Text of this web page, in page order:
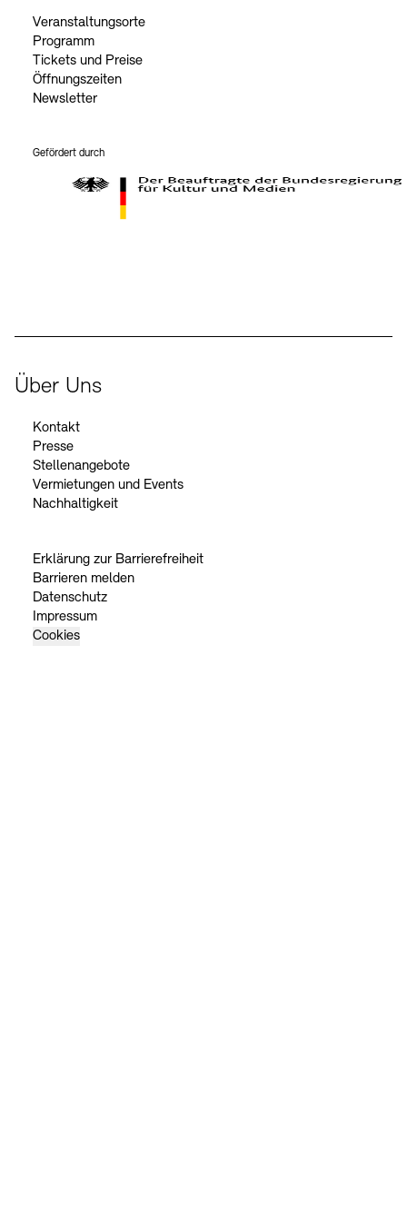
Veranstaltungsorte
Programm
Tickets und Preise
Öffnungszeiten
Newsletter
Gefördert durch
Über Uns
Kontakt
Presse
Stellenangebote
Vermietungen und Events
Nachhaltigkeit
Erklärung zur Barrierefreiheit
Barrieren melden
Datenschutz
Impressum
Cookies